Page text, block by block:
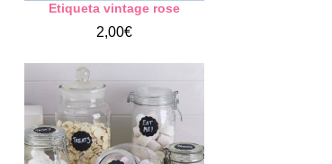
Etiqueta vintage rose
2,00€